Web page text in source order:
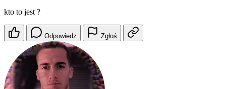
kto to jest ?
Odpowiedz Zgłoś